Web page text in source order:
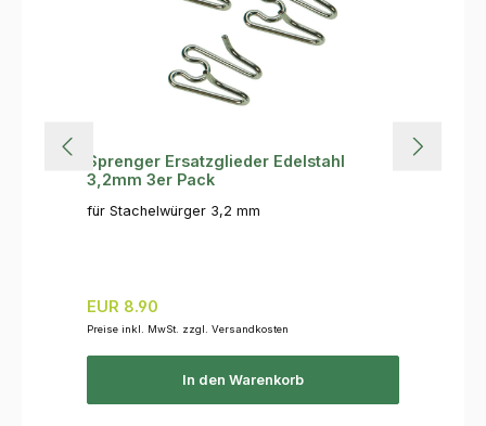
Sprenger Ersatzglieder Edelstahl
3,2mm 3er Pack
für Stachelwürger 3,2 mm
Regulärer Preis:
EUR 8.90
Preise inkl. MwSt. zzgl. Versandkosten
In den Warenkorb